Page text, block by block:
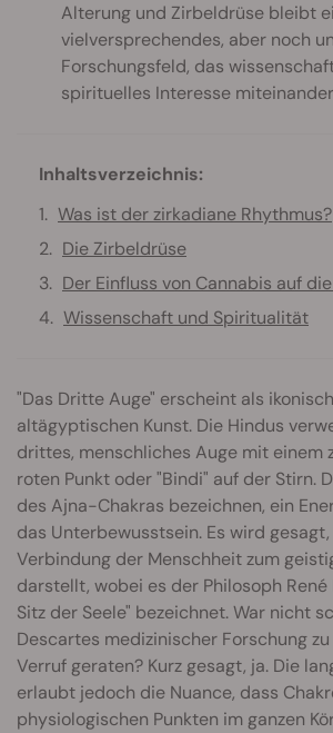
Alterung und Zirbeldrüse bleibt
vielversprechendes, aber noch
Forschungsfeld, das
spirituelles Interesse
Inhaltsverzeichnis:
Was ist der zirkadiane Rhythmus?
Die Zirbeldrüse
Der Einfluss von Cannabis auf
Wissenschaft und Spiritualität
"Das Dritte Auge" erscheint als
altägyptischen Kunst. Die Hindus
drittes, menschliches Auge mit einem
roten Punkt oder "Bindi" auf der Stirn.
des Ajna-Chakras bezeichnen, ein
das Unterbewusstsein. Es wird
Verbindung der Menschheit zum
darstellt, wobei es der Philosoph
Sitz der Seele" bezeichnet. War nicht
Descartes medizinischer Forschung
Verruf geraten? Kurz gesagt, ja. Die
erlaubt jedoch die Nuance, dass
physiologischen Punkten im ganzen